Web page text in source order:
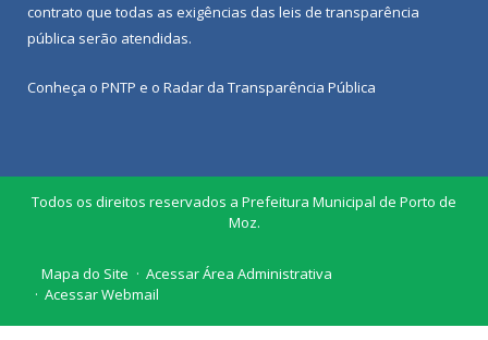
contrato que todas as exigências das leis de transparência
pública serão atendidas.
Conheça o PNTP e o Radar da Transparência Pública
Todos os direitos reservados a Prefeitura Municipal de Porto de
Moz.
Mapa do Site
Acessar Área Administrativa
Acessar Webmail